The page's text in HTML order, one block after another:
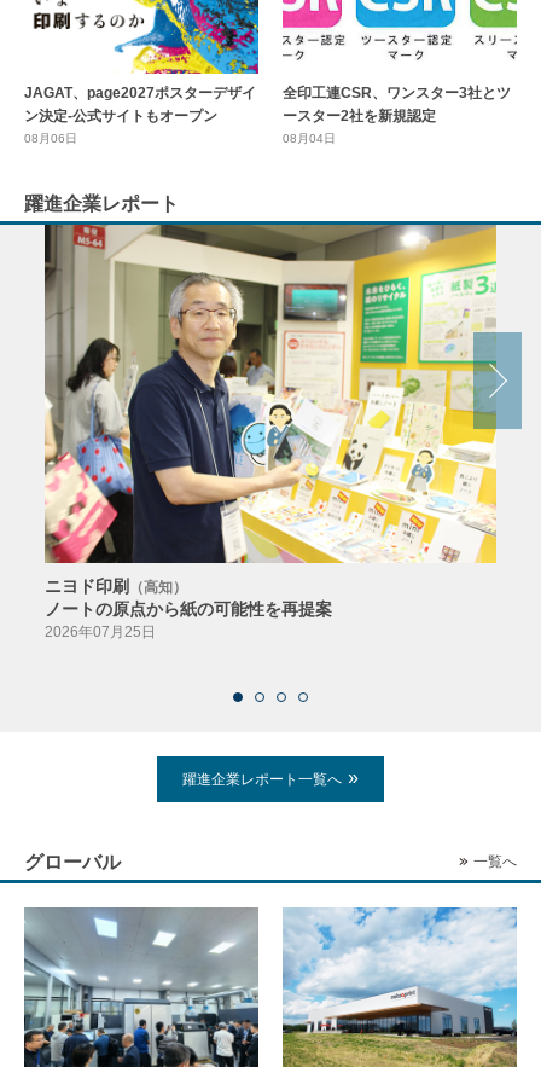
JAGAT、page2027ポスターデザイ
ン決定-公式サイトもオープン
08月06日
全印工連CSR、ワンスター3社とツ
ースター2社を新規認定
08月04日
躍進企業レポート
ニヨド印刷 （高知）
ノートの原点から紙の可能性を再提案
2026年07月25日
躍進企業レポート一覧へ
グローバル 一覧へ